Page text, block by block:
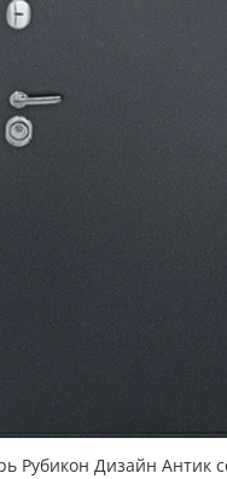
Рубикон Дизайн Антик